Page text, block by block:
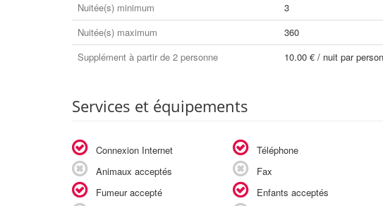
Nuitée(s) minimum
3
Nuitée(s) maximum
360
Supplément à partir de 2 personne
10.00 € / nuit par
Services et équipements
Connexion Internet
Animaux acceptés
Fumeur accepté
Téléphone
Fax
Enfants acceptés